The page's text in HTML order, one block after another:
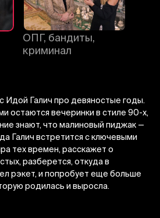
ОПГ, бандиты,
криминал
Идой Галич про девяностые годы.
остаются вечеринки в стиле 90-х,
знают, что малиновый пиджак —
Галич встретится с ключевыми
тех времен, расскажет о
разберется, откуда в
рэкет, и попробует еще больше
родилась и выросла.